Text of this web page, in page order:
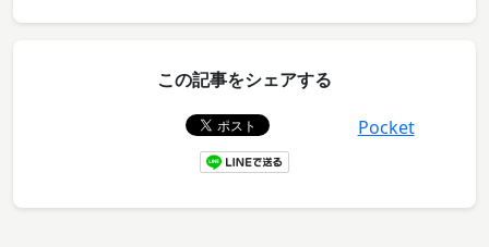
この記事をシェアする
Pocket